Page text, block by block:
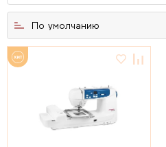
По умолчанию